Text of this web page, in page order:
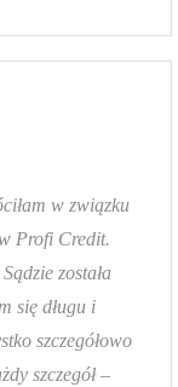
w związku
Profi Credit.
została
się długu i
szczegółowo
szczegół –